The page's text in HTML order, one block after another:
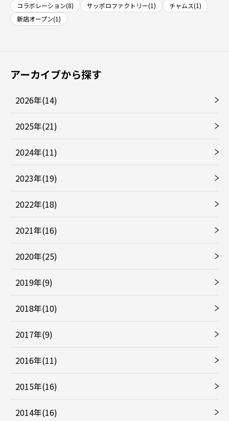
コラボレーション(8)
サッポロファクトリー(1)
チャムス(1)
新店オープン(1)
アーカイブから探す
2026年(14)
2025年(21)
2024年(11)
2023年(19)
2022年(18)
2021年(16)
2020年(25)
2019年(9)
2018年(10)
2017年(9)
2016年(11)
2015年(16)
2014年(16)